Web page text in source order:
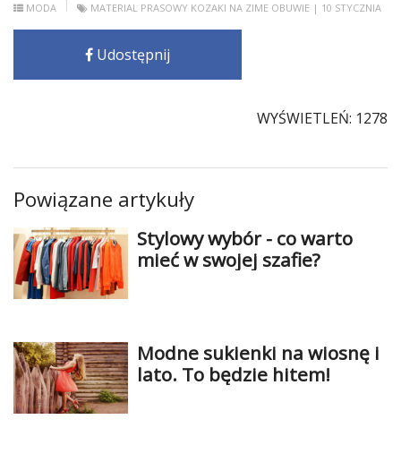
MODA MATERIAL PRASOWY KOZAKI NA ZIME OBUWIE | 10 STYCZNIA
Udostępnij
WYŚWIETLEŃ: 1278
Powiązane artykuły
Stylowy wybór - co warto
mieć w swojej szafie?
Modne sukienki na wiosnę i
lato. To będzie hitem!